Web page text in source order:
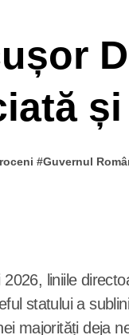
#Guvernul
liniile
statului a
majorități deja